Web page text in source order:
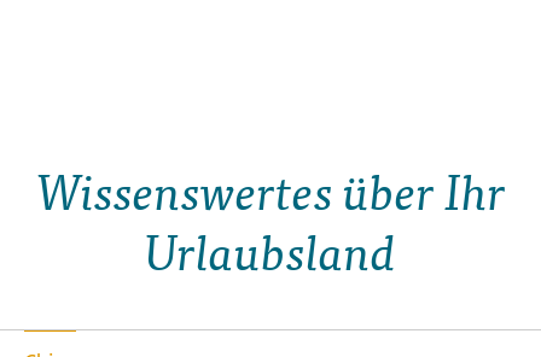
Wissenswertes über Ihr
Urlaubsland